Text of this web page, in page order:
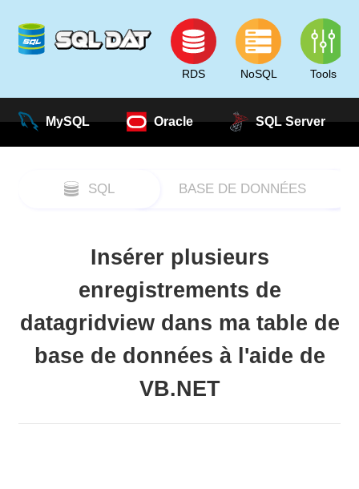
RDS NoSQL Tools
MySQL Oracle SQL Server
SQL BASE DE DONNÉES
Insérer plusieurs
enregistrements de
datagridview dans ma table de
base de données à l'aide de
VB.NET